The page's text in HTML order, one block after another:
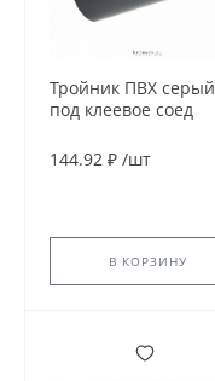
Тройник ПВХ серый
под клеевое соед
40х32х90гр Ру16
144.92 ₽ /шт
В КОРЗИНУ